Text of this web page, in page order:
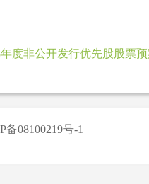
年度非公开发行优先股股票
备08100219号-1